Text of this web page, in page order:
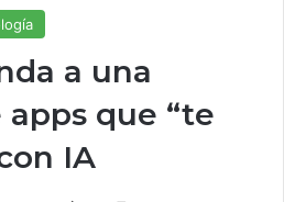
a una
que “te
IA